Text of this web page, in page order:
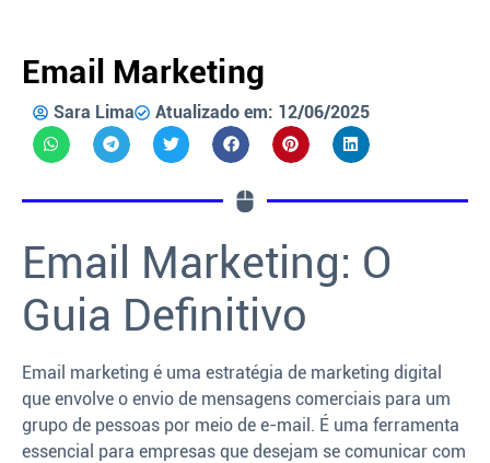
Email Marketing
Sara Lima Atualizado em: 12/06/2025
Email Marketing: O
Guia Definitivo
Email marketing é uma estratégia de marketing digital
que envolve o envio de mensagens comerciais para um
grupo de pessoas por meio de e-mail. É uma ferramenta
essencial para empresas que desejam se comunicar com